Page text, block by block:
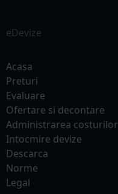
eDevize
Acasa
Preturi
Evaluare
Ofertare si decontare
Administrarea costurilor
Intocmire devize
Descarca
Norme
Legal